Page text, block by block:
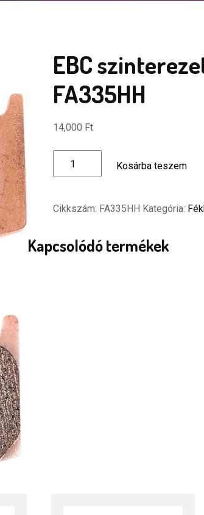
EBC
FA335HH
14,000 Ft
szinterezett
FA335HH
Kosárba teszem
Cikkszám: FA335HH Kategória:
Kapcsolódó termékek